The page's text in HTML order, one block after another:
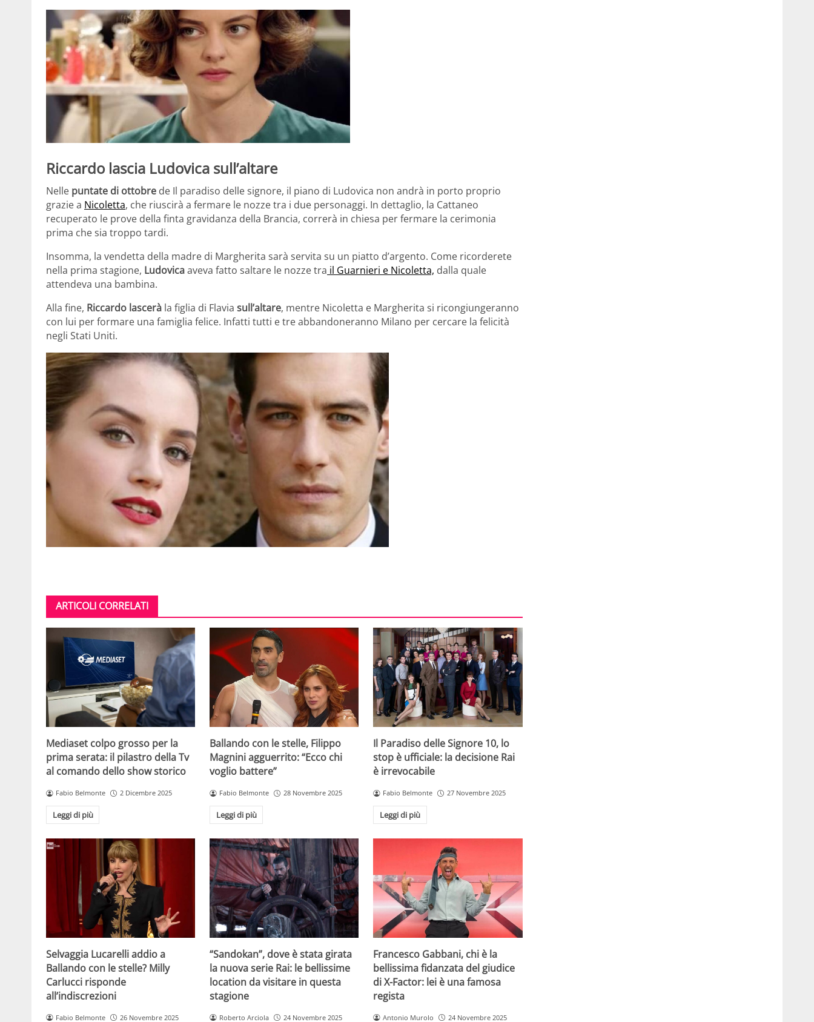
Riccardo lascia Ludovica sull’altare
Nelle puntate di ottobre de Il paradiso delle signore, il piano di Ludovica non andrà in porto proprio
grazie a Nicoletta, che riuscirà a fermare le nozze tra i due personaggi. In dettaglio, la Cattaneo
recuperato le prove della finta gravidanza della Brancia, correrà in chiesa per fermare la cerimonia
prima che sia troppo tardi.
Insomma, la vendetta della madre di Margherita sarà servita su un piatto d’argento. Come ricorderete
nella prima stagione, Ludovicaaveva fatto saltare le nozze tra il Guarnieri e Nicoletta, dalla quale
attendeva una bambina.
Alla fine, Riccardo lascerà la figlia di Flavia sull’altare, mentre Nicoletta e Margherita si ricongiungeranno
con lui per formare una famiglia felice. Infatti tutti e tre abbandoneranno Milano per cercare la felicità
negli Stati Uniti.
ARTICOLI CORRELATI
Mediaset colpo grosso per la
prima serata: il pilastro della Tv
al comando dello show storico
Fabio Belmonte 2 Dicembre 2025
Leggi di più
Ballando con le stelle, Filippo
Magnini agguerrito: “Ecco chi
voglio battere”
Fabio Belmonte 28 Novembre 2025
Leggi di più
Il Paradiso delle Signore 10, lo
stop è ufficiale: la decisione Rai
è irrevocabile
Fabio Belmonte 27 Novembre 2025
Leggi di più
Selvaggia Lucarelli addio a
Ballando con le stelle? Milly
Carlucci risponde
all’indiscrezioni
Fabio Belmonte 26 Novembre 2025
“Sandokan”, dove è stata girata
la nuova serie Rai: le bellissime
location da visitare in questa
stagione
Roberto Arciola 24 Novembre 2025
Francesco Gabbani, chi è la
bellissima fidanzata del giudice
di X-Factor: lei è una famosa
regista
Antonio Murolo 24 Novembre 2025